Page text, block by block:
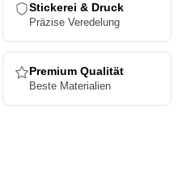
Stickerei & Druck
Präzise Veredelung
Premium Qualität
Beste Materialien